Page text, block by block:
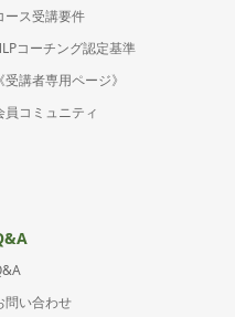
ース受講要件
コーチング認定基準
《受講者専用ページ》
員コミュニティ
問い合わせ